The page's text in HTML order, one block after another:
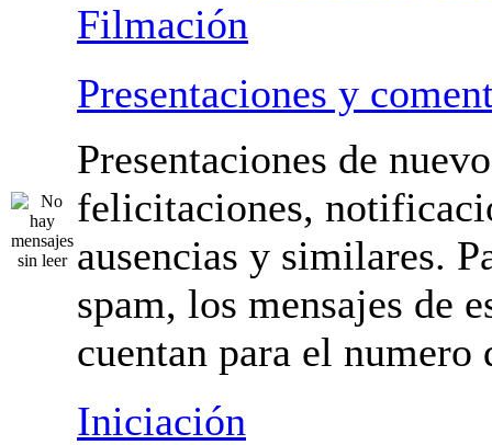
Filmación
Presentaciones y
Presentaciones de
felicitaciones,
ausencias y similares.
spam, los mensajes de
cuentan para el numero
mensajes.